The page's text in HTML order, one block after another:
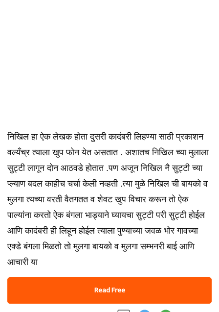
निखिल हा ऐक लेखक होता दुसरी कादंबरी लिहण्या साठी प्रकाशन
वल्यँच्र त्याला खुप फोन येत असतात . अशातच निखिल च्या मुलाला
सुट्टी लागून दोन आठवडे होतात .पण अजून निखिल नै सुट्टी च्या
प्ल्याण बदल काहीच चर्चा केली नव्हती .त्या मुळे निखिल ची बायको व
मुलगा त्यच्या वरती वैतगतत व शेवट खुप विचार करून तो ऐक
पाल्यांना करतो ऐक बंगला भाड्याने घ्यायचा सुट्टी परी सुट्टी होईल
आणि कादंबरी ही लिहून होईल त्याला पुण्याच्या जवळ भोर गावच्या
एक्डे बंगला मिळतो तो मुलगा बायको व मुलगा सम्भनरी बाई आणि
आचारी या
Read Free